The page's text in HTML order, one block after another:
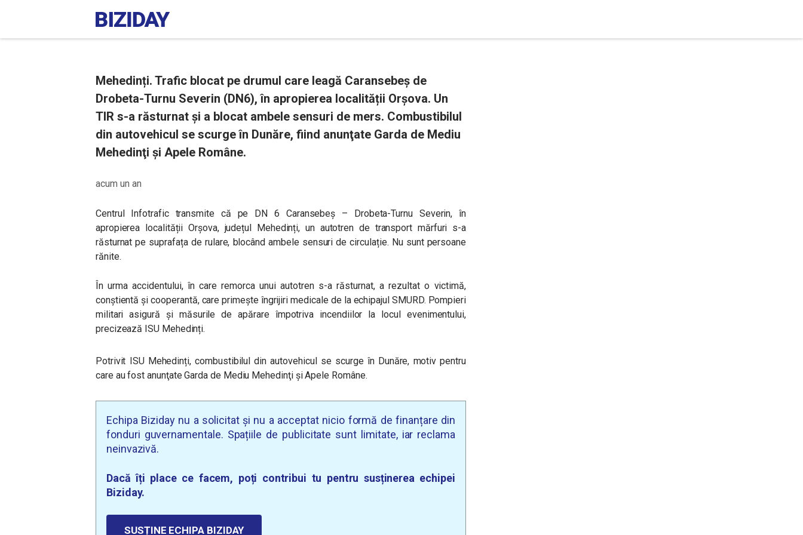
Mehedinți. Trafic blocat pe drumul care leagă Caransebeș de
Drobeta-Turnu Severin (DN6), în apropierea localității Orșova. Un
TIR s-a răsturnat și a blocat ambele sensuri de mers. Combustibilul
din autovehicul se scurge în Dunăre, fiind anunţate Garda de Mediu
Mehedinţi şi Apele Române.
acum un an
Centrul Infotrafic transmite că pe DN 6 Caransebeș – Drobeta-Turnu Severin, în
apropierea localității Orșova, județul Mehedinți, un autotren de transport mărfuri s-a
răsturnat pe suprafața de rulare, blocând ambele sensuri de circulație. Nu sunt persoane
rănite.
În urma accidentului, în care remorca unui autotren s-a răsturnat, a rezultat o victimă,
conștientă și cooperantă, care primește îngrijiri medicale de la echipajul SMURD. Pompieri
militari asigură și măsurile de apărare împotriva incendiilor la locul evenimentului,
precizează ISU Mehedinți.
Potrivit ISU Mehedinți, combustibilul din autovehicul se scurge în Dunăre, motiv pentru
care au fost anunţate Garda de Mediu Mehedinţi şi Apele Române.
Echipa Biziday nu a solicitat și nu a acceptat nicio formă de finanțare din
fonduri guvernamentale. Spațiile de publicitate sunt limitate, iar reclama
neinvazivă.
Dacă îți place ce facem, poți contribui tu pentru susținerea echipei
Biziday.
SUSȚINE ECHIPA BIZIDAY